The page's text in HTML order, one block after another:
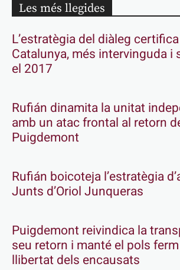
Les més llegides
L’estratègia del diàleg
Catalunya, més intervinguda i
el 2017
Rufián dinamita la unitat
amb un atac frontal al retorn
Puigdemont
Rufián boicoteja l’estratègia
Junts d’Oriol Junqueras
Puigdemont reivindica la
seu retorn i manté el pols
llibertat dels encausats